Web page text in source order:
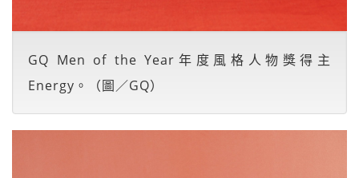
GQ Men of the Year年度風格人物獎得主
Energy。（圖／GQ）